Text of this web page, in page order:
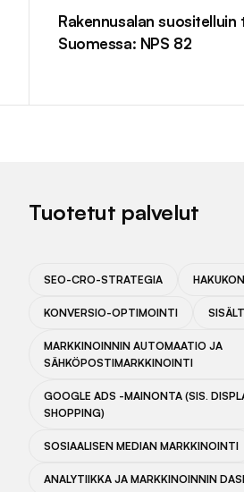
Rakennusalan suositelluin
Suomessa: NPS 82
Tuotetut palvelut
SEO-CRO-STRATEGIA
KONVERSIO-OPTIMOINTI
MARKKINOINNIN AUTOMAATIO JA
SÄHKÖPOSTIMARKKINOINTI
GOOGLE ADS -MAINONTA (SIS.
SHOPPING)
SOSIAALISEN MEDIAN MARKKINOINTI
ANALYTIIKKA JA MARKKINOINNIN